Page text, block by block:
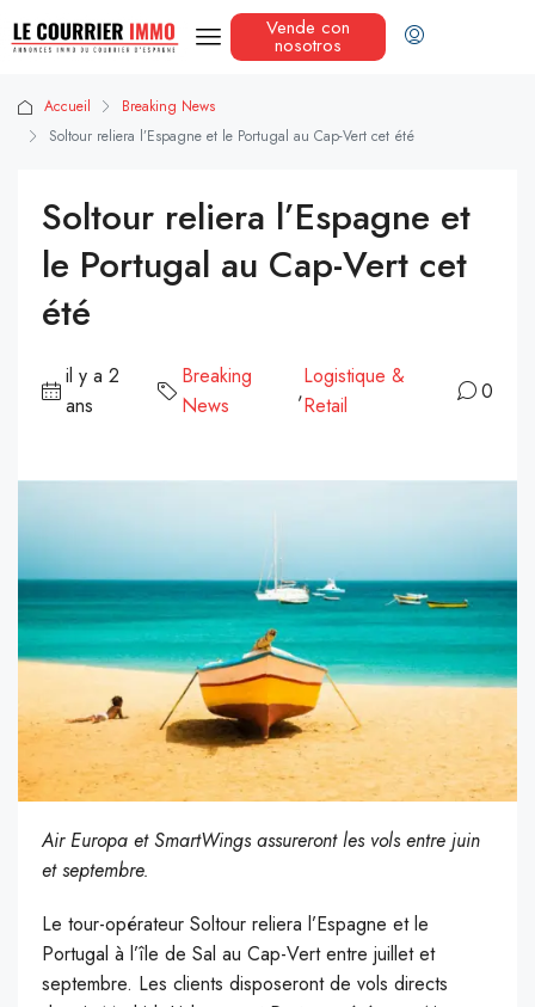
Vende con
nosotros
Accueil
Breaking News
Soltour reliera l’Espagne et le Portugal au Cap-Vert cet été
Soltour reliera l’Espagne et
le Portugal au Cap-Vert cet
été
il y a 2
ans
Breaking
News
,
Logistique &
Retail
0
Air Europa et SmartWings assureront les vols entre juin
et septembre.
Le tour-opérateur Soltour reliera l’Espagne et le
Portugal à l’île de Sal au Cap-Vert entre juillet et
septembre. Les clients disposeront de vols directs